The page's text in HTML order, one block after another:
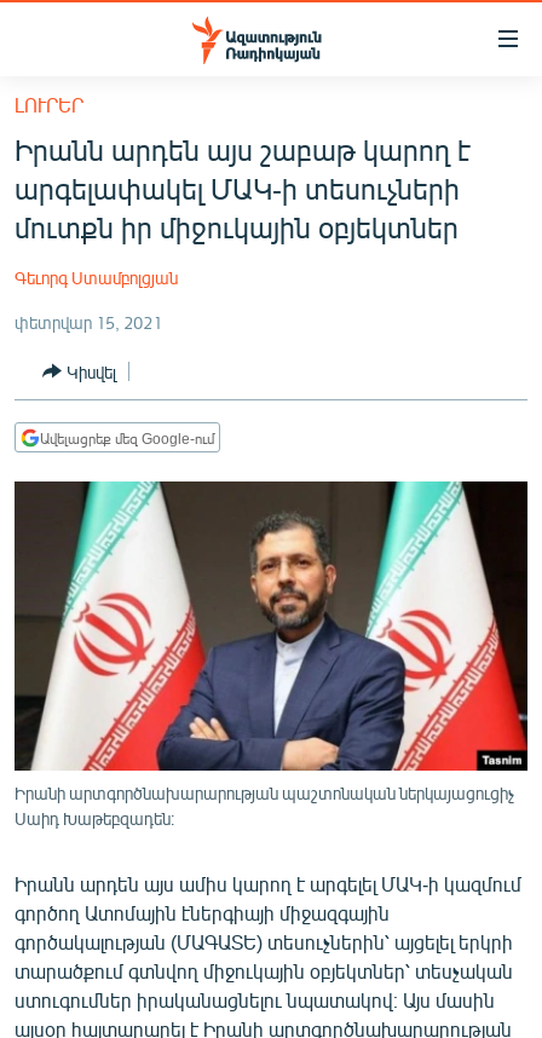
Մատչելիության
հիմնական
բովանդակությանը
հիմնական
մենյուին
ՀԱՅԱՍՏԱՆ
ՔԱՂԱՔԱԿԱՆ
ՏՆՏԵՍՈՒԹՅՈՒՆ
ՂԱՐԱԲԱՂ
ՏԱՐԱԾԱՇՐՋԱՆ
ՄԻՋԱԶԳԱՅԻՆ
ՄՇԱԿՈՒՅԹ
ՍՊՈՐՏ
ՄԵԿՆԱԲԱՆՈՒԹՅՈՒՆ
ՏՏ ԵՒ ԻՆՏԵՐՆԵՏ
ԱՐԽԻՎ
ԲԱՆԱՎԵՃ
ՁԳՏԵԼՈՎ ԼԱՎԱԳՈՒՅՆԻՆ
ՓՈԴՔԱՍԹ
ԼՈՒՐԵՐ
Իրանն արդեն այս շաբաթ կարող է
արգելափակել ՄԱԿ-ի տեսուչների
մուտքն իր միջուկային օբյեկտներ
Գեւորգ Ստամբոլցյան
փետրվար 15, 2021
Կիսվել
Ավելացրեք մեզ Google-ում
Իրանի արտգործնախարարության պաշտոնական ներկայացուցիչ
Սաիդ Խաթեբզադեն։
Իրանն արդեն այս ամիս կարող է արգելել ՄԱԿ-ի կազմում
գործող Ատոմային էներգիայի միջազգային
գործակալության (ՄԱԳԱՏԵ) տեսուչներին՝ այցելել երկրի
տարածքում գտնվող միջուկային օբյեկտներ՝ տեսչական
ստուգումներ իրականացնելու նպատակով։ Այս մասին
այսօր հայտարարել է Իրանի արտգործնախարարության